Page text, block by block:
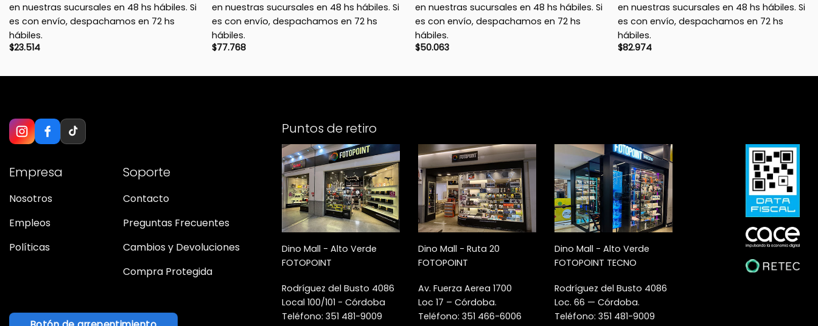
en nuestras sucursales en 48 hs hábiles. Si
es con envío, despachamos en 72 hs
hábiles.
$23.514
en nuestras sucursales en 48 hs hábiles. Si
es con envío, despachamos en 72 hs
hábiles.
$77.768
en nuestras sucursales en 48 hs hábiles. Si
es con envío, despachamos en 72 hs
hábiles.
$50.063
en nuestras sucursales en 48 hs hábiles. Si
es con envío, despachamos en 72 hs
hábiles.
$82.974
Empresa
Nosotros
Empleos
Políticas
Soporte
Contacto
Preguntas Frecuentes
Cambios y Devoluciones
Compra Protegida
Puntos de retiro
Dino Mall - Alto Verde
FOTOPOINT
Rodríguez del Busto 4086
Local 100/101 - Córdoba
Teléfono: 351 481-9009
Dino Mall - Ruta 20
FOTOPOINT
Av. Fuerza Aerea 1700
Loc 17 – Córdoba.
Teléfono: 351 466-6006
Dino Mall - Alto Verde
FOTOPOINT TECNO
Rodríguez del Busto 4086
Loc. 66 — Córdoba.
Teléfono: 351 481-9009